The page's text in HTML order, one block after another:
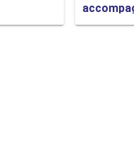
est bonne pour
allocation, une
est parfois en début